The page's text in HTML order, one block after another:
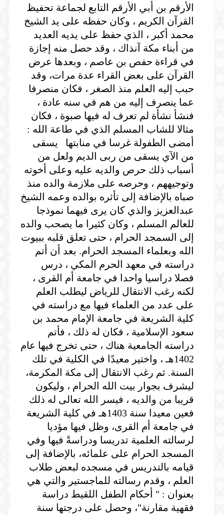
الأرقم بن أبي الأرقم التابع لجماعة تحفيظ
القرآن الكريم ، وكان حفظه على يد الشيخ
محمد أكبر ، الذي حفظ على يديه العديد
من أبناء مكة آنذاك ، وقد حصل منه إجازة
في قراءة حفص بن عاصم ، وبعدها عرض
القرآن على بعض القراء عدة مرات، وقد
حبب إليه العلم منذ الصغر ، فكان منصرفا
عما ينصرف إليه من هم في سنه عادة ،
فنشأ نشأة لم تعرف له فيها صبوة ، فكان
مثالا للشاب المسلم الذي في طاعة الله :
أمضى الطفولة غرسا في منابتها يسقى
من الآي يسقى من ربى الديم ولعل من
أسباب ذلك حرص والديه عليه وعلى أخوته
وتوجيههم ، وحرصه على ملازمة والده منذ
صباه بالإضافة إلى تأثره بوالده وعمه الشيخ
عبدالعزيز والذي كان يرى فيهما نموذجا
للعالم المسلم ، وكان كثيرا ما يصحب والده
إلى السمجد الحرام ، حتى تعلق قلبه ببيوت
الله وبعلماء المسجد الحرام. بعد أن أتم
دراسته في معهد الحرم المكي ، درس
فصلا دراسيا واحدا في جامعة أم القرى ،
لكنه رغب الانتقال للرياض ليطلب العلم
على عدد من العلماء فيها مع دراسته في
كلية الشريعة في جامعة الإمام محمد بن
سعود الإسلامية ، فكان له ذلك ، فأتم
دراسته الجامعية هناك ، حتى تخرج فيها عام
1402هـ ، واختير معيدًا في الكلية في تلك
السنة. ثم رغب الانتقال إلى مكة المكرمة،
ليشرف بجوار بيت الله الحرام ، وليكون
قريبا من والديه ، فيسر الله تعالى له ذلك
فعين معيدا سنة 1403هـ في كلية الشريعة
في جامعة أم القرى، وظل فيها مؤديا
لرسالته العلمية تدريسا ودراسةً فيها وفي
المسجد الحرام على علمائه، بالإضافة إلى
قيامه بالتدريس في مسجده لبعض طلاب
العلم ، وقدم رسالته للماجستير والتي هي
بعنوان : " أحكام الطفل اللقيط دراسة
فقهية مقارنة"، وحصل على درجتها سنة